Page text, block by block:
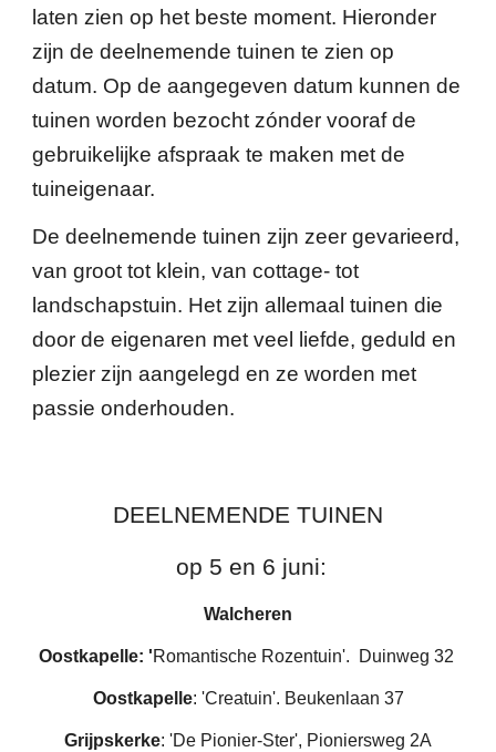
laten zien op het beste moment. Hieronder
zijn de deelnemende tuinen te zien op
datum. Op de aangegeven datum kunnen de
tuinen worden bezocht zónder vooraf de
gebruikelijke afspraak te maken met de
tuineigenaar.
De deelnemende tuinen zijn zeer gevarieerd,
van groot tot klein, van cottage- tot
landschapstuin. Het zijn allemaal tuinen die
door de eigenaren met veel liefde, geduld en
plezier zijn aangelegd en ze worden met
passie onderhouden.
DEELNEMENDE TUINEN
op 5 en 6 juni:
Walcheren
Oostkapelle: 'Romantische Rozentuin'. Duinweg 32
Oostkapelle: 'Creatuin'. Beukenlaan 37
Grijpskerke: 'De Pionier-Ster', Pioniersweg 2A